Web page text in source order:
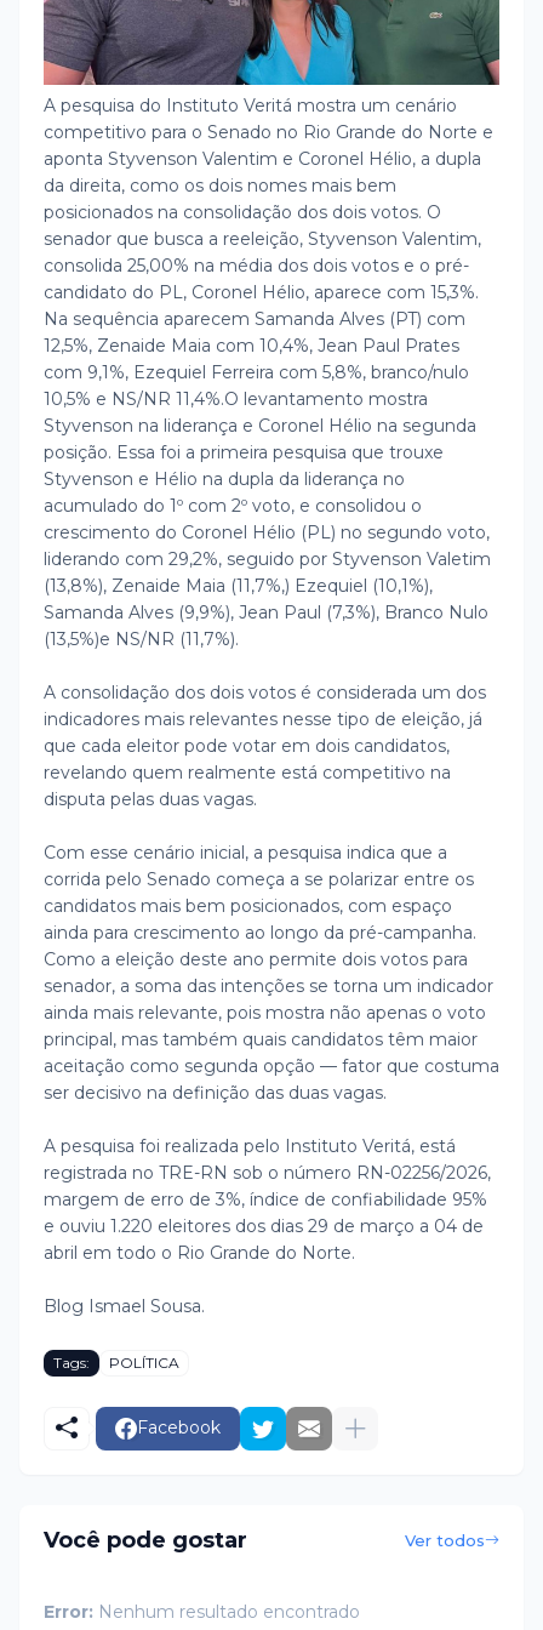
A pesquisa do Instituto Veritá mostra um cenário
competitivo para o Senado no Rio Grande do Norte e
aponta Styvenson Valentim e Coronel Hélio, a dupla
da direita, como os dois nomes mais bem
posicionados na consolidação dos dois votos. O
senador que busca a reeleição, Styvenson Valentim,
consolida 25,00% na média dos dois votos e o pré-
candidato do PL, Coronel Hélio, aparece com 15,3%.
Na sequência aparecem Samanda Alves (PT) com
12,5%, Zenaide Maia com 10,4%, Jean Paul Prates
com 9,1%, Ezequiel Ferreira com 5,8%, branco/nulo
10,5% e NS/NR 11,4%.O levantamento mostra
Styvenson na liderança e Coronel Hélio na segunda
posição. Essa foi a primeira pesquisa que trouxe
Styvenson e Hélio na dupla da liderança no
acumulado do 1º com 2º voto, e consolidou o
crescimento do Coronel Hélio (PL) no segundo voto,
liderando com 29,2%, seguido por Styvenson Valetim
(13,8%), Zenaide Maia (11,7%,) Ezequiel (10,1%),
Samanda Alves (9,9%), Jean Paul (7,3%), Branco Nulo
(13,5%)e NS/NR (11,7%).
A consolidação dos dois votos é considerada um dos
indicadores mais relevantes nesse tipo de eleição, já
que cada eleitor pode votar em dois candidatos,
revelando quem realmente está competitivo na
disputa pelas duas vagas.
Com esse cenário inicial, a pesquisa indica que a
corrida pelo Senado começa a se polarizar entre os
candidatos mais bem posicionados, com espaço
ainda para crescimento ao longo da pré-campanha.
Como a eleição deste ano permite dois votos para
senador, a soma das intenções se torna um indicador
ainda mais relevante, pois mostra não apenas o voto
principal, mas também quais candidatos têm maior
aceitação como segunda opção — fator que costuma
ser decisivo na definição das duas vagas.
A pesquisa foi realizada pelo Instituto Veritá, está
registrada no TRE-RN sob o número RN-02256/2026,
margem de erro de 3%, índice de confiabilidade 95%
e ouviu 1.220 eleitores dos dias 29 de março a 04 de
abril em todo o Rio Grande do Norte.
Blog Ismael Sousa.
Tags: POLÍTICA
Facebook
Você pode gostar Ver todos
Error: Nenhum resultado encontrado